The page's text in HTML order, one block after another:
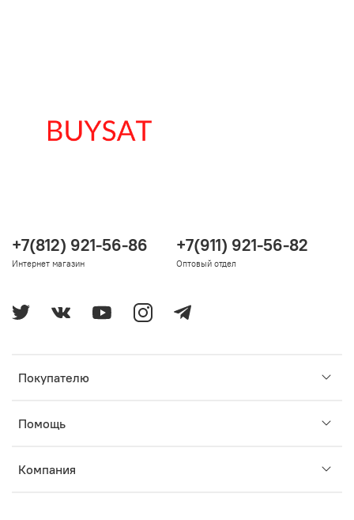
Покупателю
Помощь
Компания
+7(812) 921-56-86
Интернет магазин
+7(911) 921-56-82
Оптовый отдел